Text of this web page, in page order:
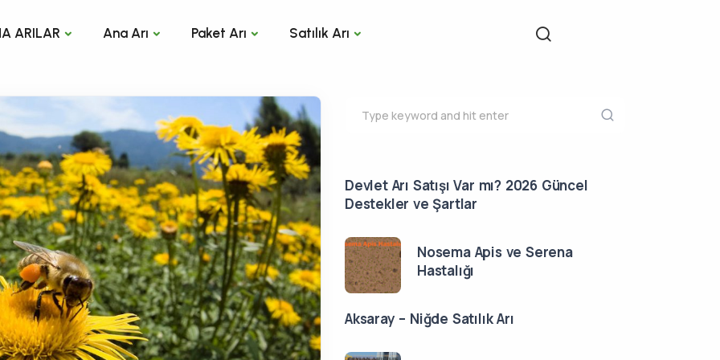
ARILAR Ana Arı Paket Arı Satılık Arı
Devlet Arı Satışı Var mı? 2026 Güncel
Destekler ve Şartlar
Nosema Apis ve Serena
Hastalığı
Aksaray – Niğde Satılık Arı